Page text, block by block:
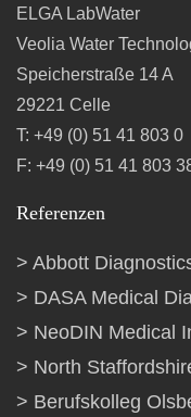
ELGA LabWater
Veolia Water
Speicherstraße 14 A
29221 Celle
T: +49 (0) 51 41 803 0
F: +49 (0) 51 41 803
Referenzen
Abbott
DASA Medical
NeoDIN Medical
North
Berufskolleg